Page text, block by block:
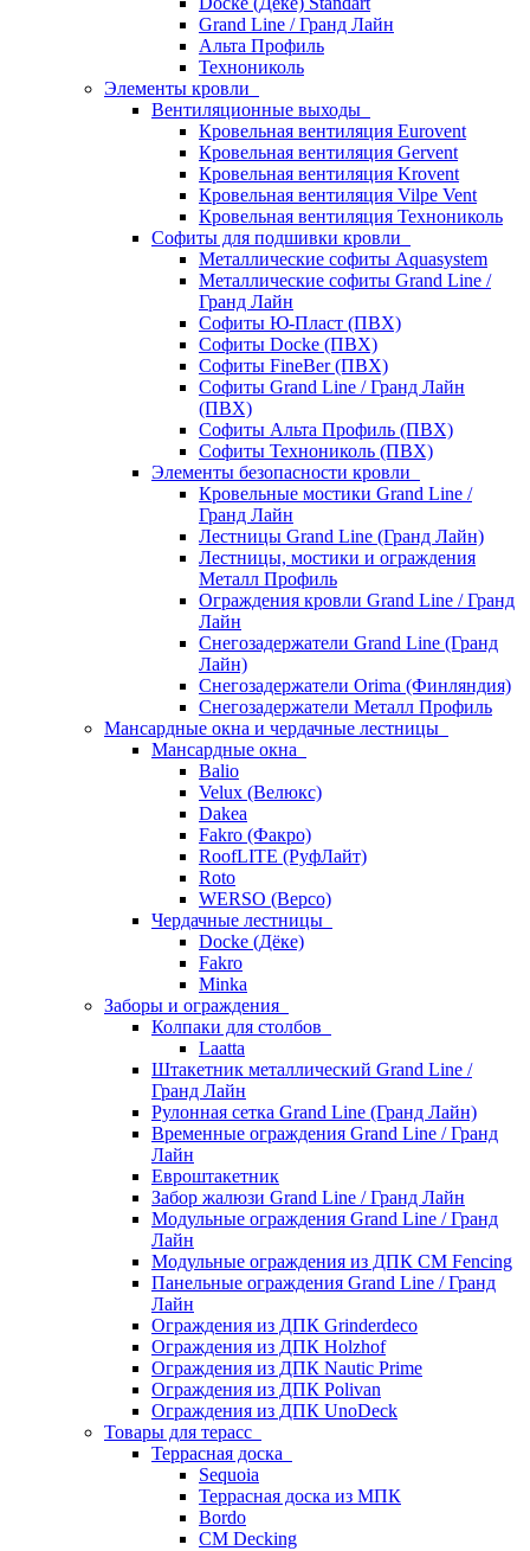
Grand Line / Гранд Лайн
Альта Профиль
Технониколь
Элементы кровли
Вентиляционные выходы
Кровельная вентиляция Eurovent
Кровельная вентиляция Gervent
Кровельная вентиляция Krovent
Кровельная вентиляция Vilpe Vent
Кровельная вентиляция Технониколь
Cофиты для подшивки кровли
Металлические софиты Aquasystem
Металлические софиты Grand Line /
Гранд Лайн
Софиты Ю-Пласт (ПВХ)
Софиты Docke (ПВХ)
Софиты FineBer (ПВХ)
Софиты Grand Line / Гранд Лайн
(ПВХ)
Софиты Альта Профиль (ПВХ)
Софиты Технониколь (ПВХ)
Элементы безопасности кровли
Кровельные мостики Grand Line /
Гранд Лайн
Лестницы Grand Line (Гранд Лайн)
Лестницы, мостики и ограждения
Металл Профиль
Ограждения кровли Grand Line / Гранд
Лайн
Снегозадержатели Grand Line (Гранд
Лайн)
Снегозадержатели Orima (Финляндия)
Снегозадержатели Металл Профиль
Мансардные окна и чердачные лестницы
Мансардные окна
Balio
Velux (Велюкс)
Dakea
Fakro (Факро)
RoofLITE (РуфЛайт)
Roto
WERSO (Версо)
Чердачные лестницы
Docke (Дёке)
Fakro
Minka
Заборы и ограждения
Колпаки для столбов
Laatta
Штакетник металлический Grand Line /
Гранд Лайн
Рулонная сетка Grand Line (Гранд Лайн)
Временные ограждения Grand Line / Гранд
Лайн
Евроштакетник
Забор жалюзи Grand Line / Гранд Лайн
Модульные ограждения Grand Line / Гранд
Лайн
Модульные ограждения из ДПК CM Fencing
Панельные ограждения Grand Line / Гранд
Лайн
Ограждения из ДПК Grinderdeco
Ограждения из ДПК Holzhof
Ограждения из ДПК Nautic Prime
Ограждения из ДПК Polivan
Ограждения из ДПК UnoDeck
Товары для терасс
Террасная доска
Sequoia
Террасная доска из МПК
Bordo
CM Decking